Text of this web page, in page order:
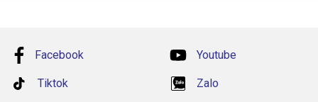
Facebook Youtube
Tiktok Zalo